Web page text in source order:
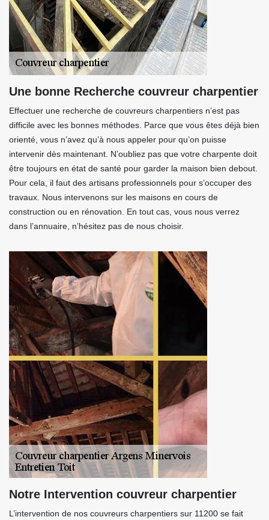
Une bonne Recherche couvreur charpentier
Effectuer une recherche de couvreurs charpentiers n’est pas
difficile avec les bonnes méthodes. Parce que vous êtes déjà bien
orienté, vous n’avez qu’à nous appeler pour qu’on puisse
intervenir dès maintenant. N’oubliez pas que votre charpente doit
être toujours en état de santé pour garder la maison bien debout.
Pour cela, il faut des artisans professionnels pour s’occuper des
travaux. Nous intervenons sur les maisons en cours de
construction ou en rénovation. En tout cas, vous nous verrez
dans l’annuaire, n’hésitez pas de nous choisir.
Notre Intervention couvreur charpentier
L’intervention de nos couvreurs charpentiers sur 11200 se fait